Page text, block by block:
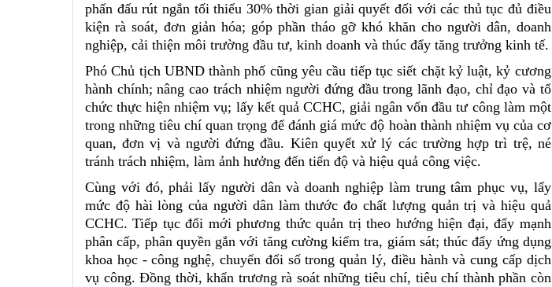
phấn đấu rút ngắn tối thiểu 30% thời gian giải quyết đối với các thủ tục đủ điều
kiện rà soát, đơn giản hóa; góp phần tháo gỡ khó khăn cho người dân, doanh
nghiệp, cải thiện môi trường đầu tư, kinh doanh và thúc đẩy tăng trưởng kinh tế.
Phó Chủ tịch UBND thành phố cũng yêu cầu tiếp tục siết chặt kỷ luật, kỷ cương
hành chính; nâng cao trách nhiệm người đứng đầu trong lãnh đạo, chỉ đạo và tổ
chức thực hiện nhiệm vụ; lấy kết quả CCHC, giải ngân vốn đầu tư công làm một
trong những tiêu chí quan trọng để đánh giá mức độ hoàn thành nhiệm vụ của cơ
quan, đơn vị và người đứng đầu. Kiên quyết xử lý các trường hợp trì trệ, né
tránh trách nhiệm, làm ảnh hưởng đến tiến độ và hiệu quả công việc.
Cùng với đó, phải lấy người dân và doanh nghiệp làm trung tâm phục vụ, lấy
mức độ hài lòng của người dân làm thước đo chất lượng quản trị và hiệu quả
CCHC. Tiếp tục đổi mới phương thức quản trị theo hướng hiện đại, đẩy mạnh
phân cấp, phân quyền gắn với tăng cường kiểm tra, giám sát; thúc đẩy ứng dụng
khoa học - công nghệ, chuyển đổi số trong quản lý, điều hành và cung cấp dịch
vụ công. Đồng thời, khẩn trương rà soát những tiêu chí, tiêu chí thành phần còn